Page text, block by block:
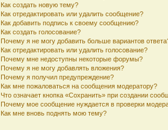
Как создать новую тему?
Как отредактировать или удалить сообщение?
Как добавить подпись к своему сообщению?
Как создать голосование?
Почему я не могу добавить больше вариантов
Как отредактировать или удалить голосование?
Почему мне недоступны некоторые форумы?
Почему я не могу добавлять вложения?
Почему я получил предупреждение?
Как мне пожаловаться на сообщения модератору?
Что означает кнопка «Сохранить» при создании
Почему мое сообщение нуждается в проверки
Как мне вновь поднять мою тему?